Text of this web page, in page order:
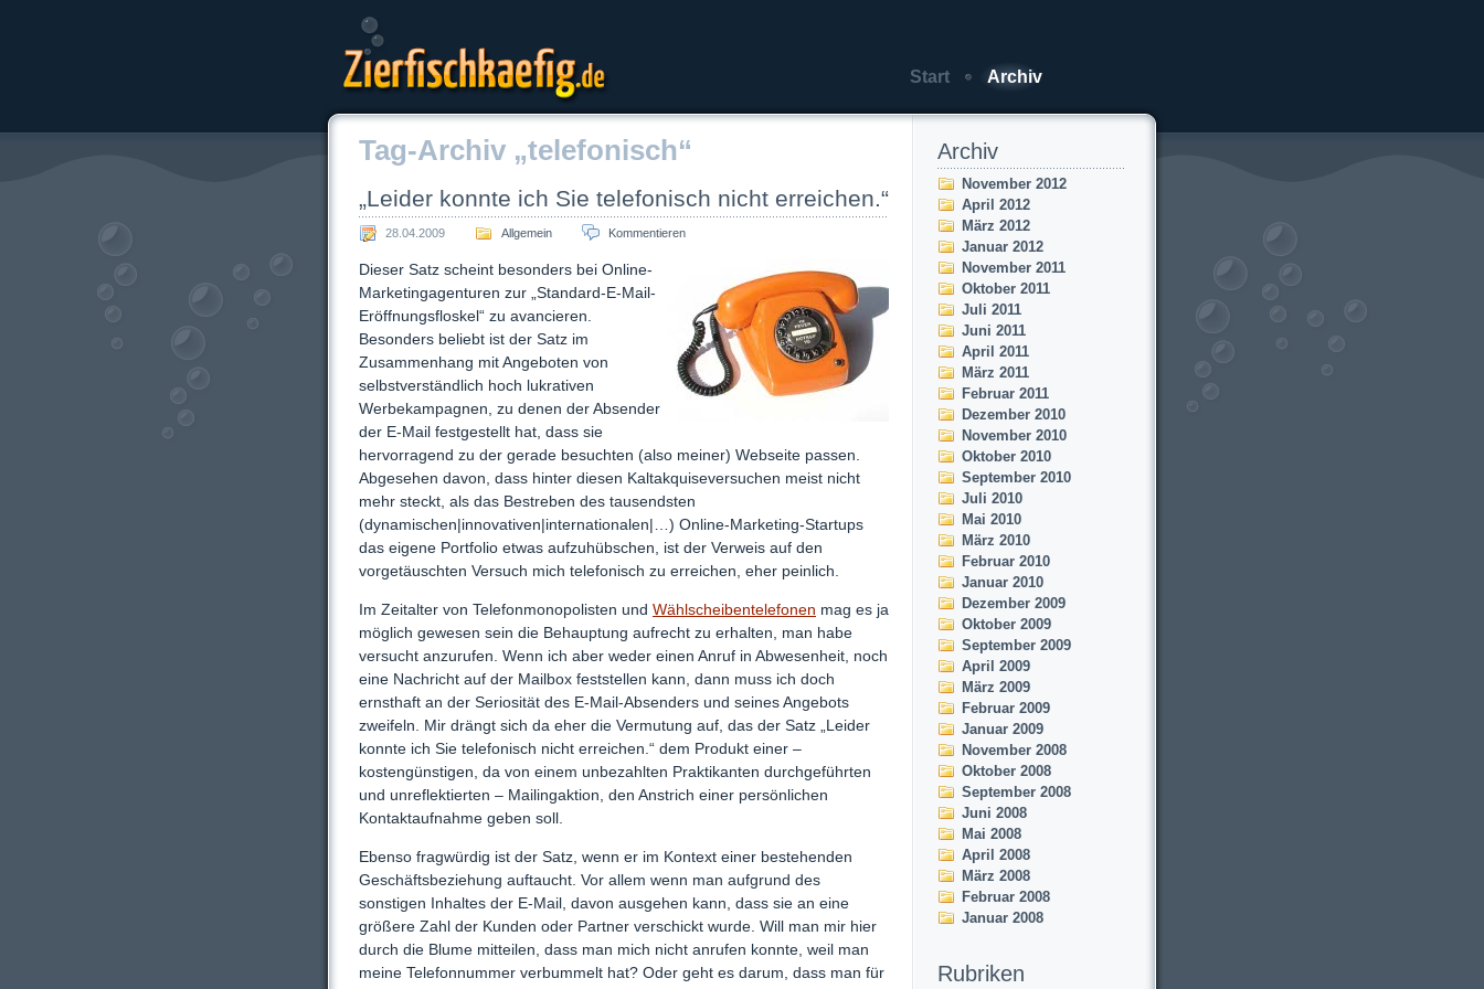
Start Archiv
Zierfischkaefig.de
Tag-Archiv „telefonisch“
„Leider konnte ich Sie telefonisch nicht erreichen.“
28.04.2009 Allgemein Kommentieren
Dieser Satz scheint besonders bei Online-
Marketingagenturen zur „Standard-E-Mail-
Eröffnungsfloskel“ zu avancieren.
Besonders beliebt ist der Satz im
Zusammenhang mit Angeboten von
selbstverständlich hoch lukrativen
Werbekampagnen, zu denen der Absender
der E-Mail festgestellt hat, dass sie
hervorragend zu der gerade besuchten (also meiner) Webseite passen.
Abgesehen davon, dass hinter diesen Kaltakquiseversuchen meist nicht
mehr steckt, als das Bestreben des tausendsten
(dynamischen|innovativen|internationalen|…) Online-Marketing-Startups
das eigene Portfolio etwas aufzuhübschen, ist der Verweis auf den
vorgetäuschten Versuch mich telefonisch zu erreichen, eher peinlich.
Im Zeitalter von Telefonmonopolisten und Wählscheibentelefonen mag es ja
möglich gewesen sein die Behauptung aufrecht zu erhalten, man habe
versucht anzurufen. Wenn ich aber weder einen Anruf in Abwesenheit, noch
eine Nachricht auf der Mailbox feststellen kann, dann muss ich doch
ernsthaft an der Seriosität des E-Mail-Absenders und seines Angebots
zweifeln. Mir drängt sich da eher die Vermutung auf, das der Satz „Leider
konnte ich Sie telefonisch nicht erreichen.“ dem Produkt einer –
kostengünstigen, da von einem unbezahlten Praktikanten durchgeführten
und unreflektierten – Mailingaktion, den Anstrich einer persönlichen
Kontaktaufnahme geben soll.
Ebenso fragwürdig ist der Satz, wenn er im Kontext einer bestehenden
Geschäftsbeziehung auftaucht. Vor allem wenn man aufgrund des
sonstigen Inhaltes der E-Mail, davon ausgehen kann, dass sie an eine
größere Zahl der Kunden oder Partner verschickt wurde. Will man mir hier
durch die Blume mitteilen, dass man mich nicht anrufen konnte, weil man
meine Telefonnummer verbummelt hat? Oder geht es darum, dass man für
Archiv
November 2012
April 2012
März 2012
Januar 2012
November 2011
Oktober 2011
Juli 2011
Juni 2011
April 2011
März 2011
Februar 2011
Dezember 2010
November 2010
Oktober 2010
September 2010
Juli 2010
Mai 2010
März 2010
Februar 2010
Januar 2010
Dezember 2009
Oktober 2009
September 2009
April 2009
März 2009
Februar 2009
Januar 2009
November 2008
Oktober 2008
September 2008
Juni 2008
Mai 2008
April 2008
März 2008
Februar 2008
Januar 2008
Rubriken